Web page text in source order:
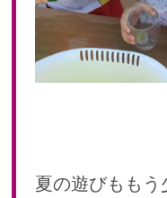
夏の遊びもも